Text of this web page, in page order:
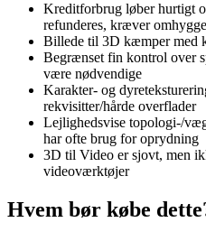
Kreditforbrug løber hurtigt
refunderes, kræver
Billede til 3D kæmper med
Begrænset fin kontrol over
være nødvendige
Karakter- og
rekvisitter/hårde overflader
Lejlighedsvise topologi-/
har ofte brug for oprydning
3D til Video er sjovt, men
videoværktøjer
Hvem bør købe